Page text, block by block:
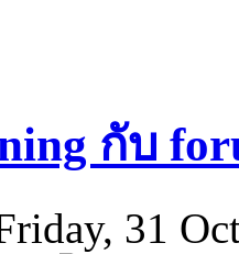
กับ
31